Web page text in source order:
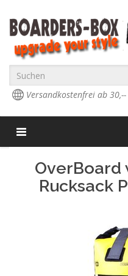
Versandkostenfrei ab
OverBoard
Rucksack